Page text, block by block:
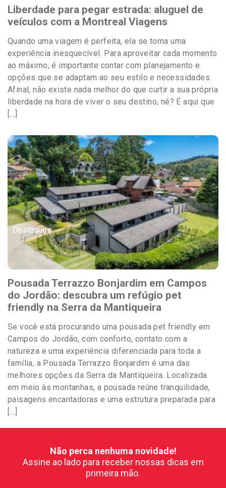
Liberdade para pegar estrada: aluguel de
veículos com a Montreal Viagens
Quando uma viagem é perfeita, ela se torna uma
experiência inesquecível. Para aproveitar cada momento
ao máximo, é importante contar com planejamento e
opções que se adaptam ao seu estilo e necessidades.
Afinal, não existe nada melhor do que curtir a sua própria
liberdade na hora de viver o seu destino, né? É aqui que
[…]
Destaques
Pousada Terrazzo Bonjardim em Campos
do Jordão: descubra um refúgio pet
friendly na Serra da Mantiqueira
Se você está procurando uma pousada pet friendly em
Campos do Jordão, com conforto, contato com a
natureza e uma experiência diferenciada para toda a
família, a Pousada Terrazzo Bonjardim é uma das
melhores opções da Serra da Mantiqueira. Localizada
em meio às montanhas, a pousada reúne tranquilidade,
paisagens encantadoras e uma estrutura preparada para
[…]
Não perca nenhuma novidade!
Assine ao lado para receber nossas dicas em
primeira mão.